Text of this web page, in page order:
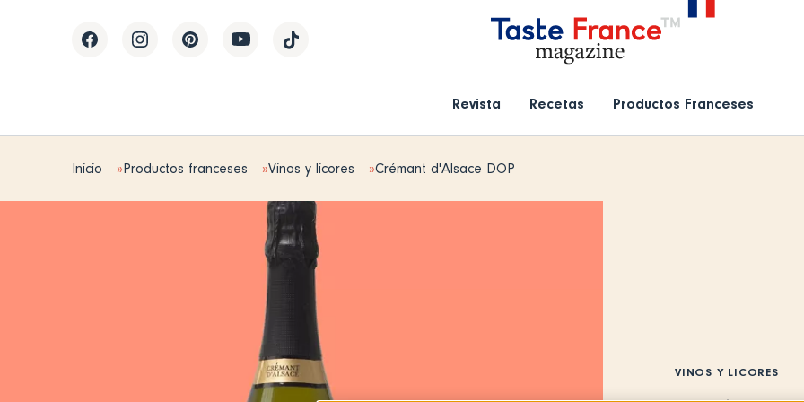
Revista Recetas Productos Franceses
Inicio Productos franceses Vinos y licores Crémant d'Alsace DOP
VINOS Y LICORES